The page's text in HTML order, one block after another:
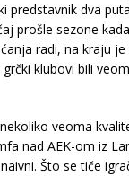
predstavnik dva
prošle sezone
radi, na kraju
klubovi bili
veoma
nad AEK-om iz
Što se tiče